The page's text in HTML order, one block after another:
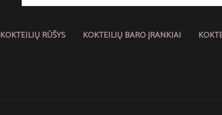
KOKTEILIŲ RŪŠYS KOKTEILIŲ BARO ĮRANKIAI